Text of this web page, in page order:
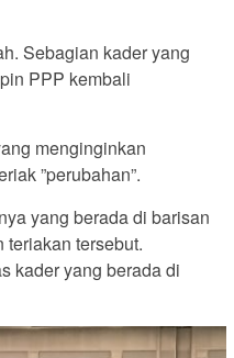
Sebagian kader yang
PPP kembali
menginginkan
”perubahan”.
yang berada di barisan
tersebut.
kader yang berada di